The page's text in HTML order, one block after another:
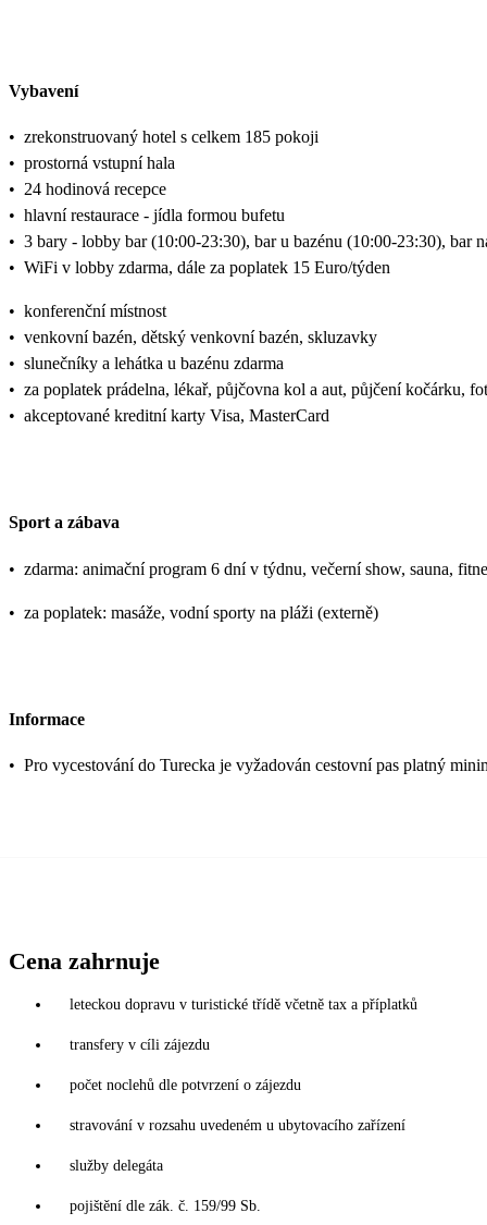
Vybavení
• zrekonstruovaný hotel s celkem 185 pokoji
• prostorná vstupní hala
• 24 hodinová recepce
• hlavní restaurace - jídla formou bufetu
• 3 bary - lobby bar (10:00-23:30), bar u bazénu (10:00-23:30), bar
• WiFi v lobby zdarma, dále za poplatek 15 Euro/týden
• konferenční místnost
• venkovní bazén, dětský venkovní bazén, skluzavky
• slunečníky a lehátka u bazénu zdarma
• za poplatek prádelna, lékař, půjčovna kol a aut, půjčení kočárku,
• akceptované kreditní karty Visa, MasterCard
Sport a zábava
• zdarma: animační program 6 dní v týdnu, večerní show, sauna,
• za poplatek: masáže, vodní sporty na pláži (externě)
Informace
• Pro vycestování do Turecka je vyžadován cestovní pas platný
Cena zahrnuje
leteckou dopravu v turistické třídě včetně tax a příplatků
transfery v cíli zájezdu
počet noclehů dle potvrzení o zájezdu
stravování v rozsahu uvedeném u ubytovacího zařízení
služby delegáta
pojištění dle zák. č. 159/99 Sb.